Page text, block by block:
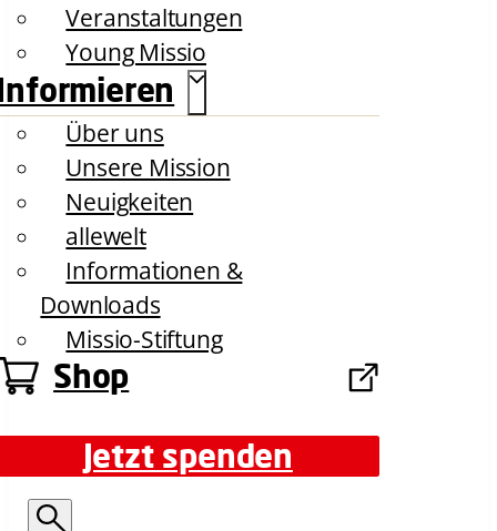
Veranstaltungen
Young Missio
Über uns
Unsere Mission
Neuigkeiten
allewelt
Informationen &
Downloads
Missio-Stiftung
Shop
Jetzt spenden